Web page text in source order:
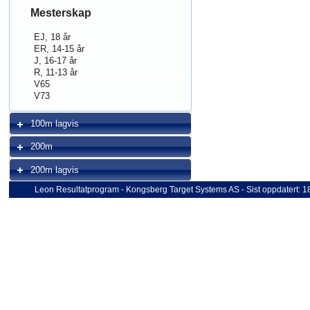
Mesterskap
EJ, 18 år
ER, 14-15 år
J, 16-17 år
R, 11-13 år
V65
V73
100m lagvis
200m
200m lagvis
Leon Resultatprogram - Kongsberg Target Systems AS - Sist oppdatert: